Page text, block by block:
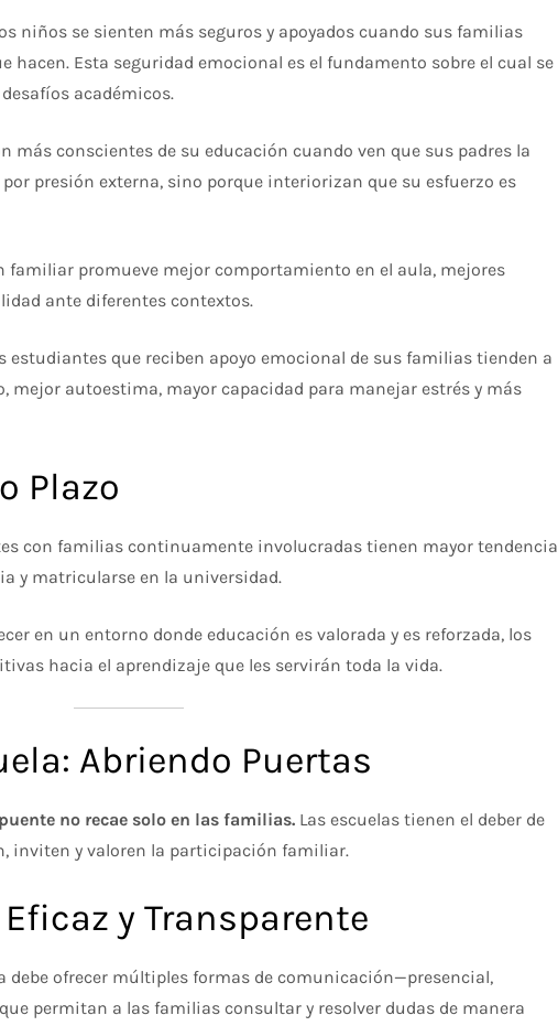
niños se sienten más seguros y apoyados cuando sus familias
hacen. Esta seguridad emocional es el fundamento sobre el cual se
académicos.​
más conscientes de su educación cuando ven que sus padres la
presión externa, sino porque interiorizan que su esfuerzo es
familiar promueve mejor comportamiento en el aula, mejores
ante diferentes contextos.​
estudiantes que reciben apoyo emocional de sus familias tienden a
mejor autoestima, mayor capacidad para manejar estrés y más
Plazo
con familias continuamente involucradas tienen mayor tendencia
y matricularse en la universidad.​
en un entorno donde educación es valorada y es reforzada, los
hacia el aprendizaje que les servirán toda la vida.
Abriendo Puertas
no recae solo en las familias. Las escuelas tienen el deber de
inviten y valoren la participación familiar.
y Transparente
debe ofrecer múltiples formas de comunicación—presencial,
permitan a las familias consultar y resolver dudas de manera